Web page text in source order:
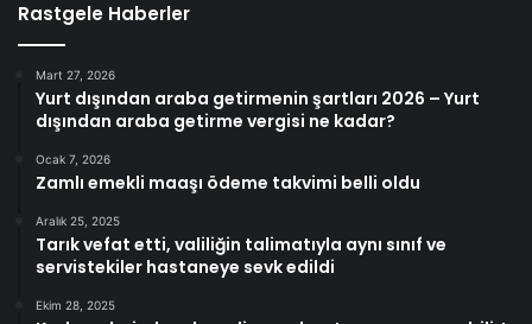
Rastgele Haberler
Mart 27, 2026
Yurt dışından araba getirmenin şartları 2026 – Yurt
dışından araba getirme vergisi ne kadar?
Ocak 7, 2026
Zamlı emekli maaşı ödeme takvimi belli oldu
Aralık 25, 2025
Tarık vefat etti, valiliğin talimatıyla aynı sınıf ve
servistekiler hastaneye sevk edildi
Ekim 28, 2025